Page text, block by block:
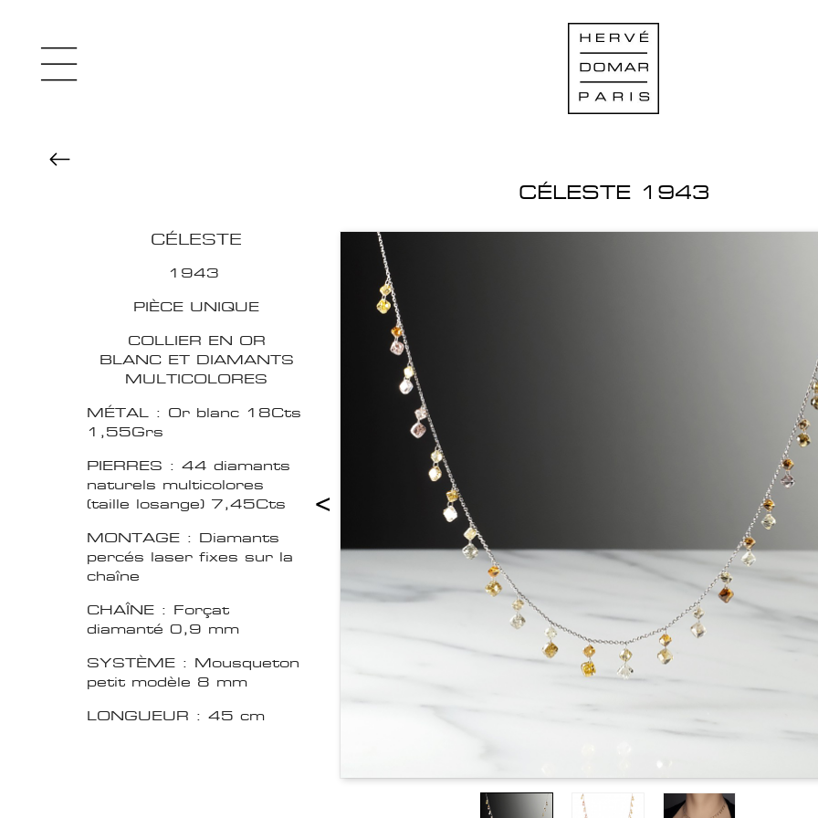
CÉLESTE 1943
CÉLESTE
1943
PIÈCE UNIQUE
COLLIER EN OR
BLANC ET DIAMANTS
MULTICOLORES
MÉTAL : Or blanc 18Cts
1,55Grs
PIERRES : 44 diamants
naturels multicolores
(taille losange) 7,45Cts
MONTAGE : Diamants
percés laser fixes sur la
chaîne
CHAÎNE : Forçat
diamanté 0,9 mm
SYSTÈME : Mousqueton
petit modèle 8 mm
LONGUEUR : 45 cm
<